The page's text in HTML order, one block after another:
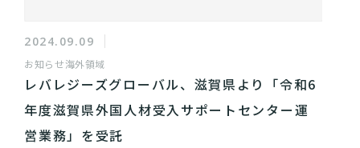
2024.09.09
お知らせ海外領域
レバレジーズグローバル、滋賀県より「令和6
年度滋賀県外国人材受入サポートセンター運
営業務」を受託